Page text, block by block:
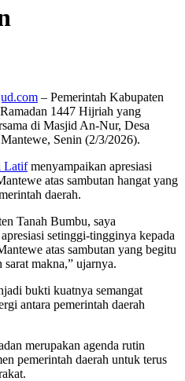
– Pemerintah Kabupaten
1447 Hijriah yang
di Masjid An-Nur, Desa
Senin (2/3/2026).
Latifmenyampaikan apresiasi
atas sambutan hangat yang
daerah.
Tanah Bumbu, saya
setinggi-tingginya kepada
atas sambutan yang begitu
makna,” ujarnya.
bukti kuatnya semangat
antara pemerintah daerah
merupakan agenda rutin
pemerintah daerah untuk terus